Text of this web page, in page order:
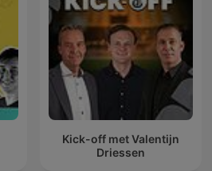
Kick-off met Valentijn
Driessen